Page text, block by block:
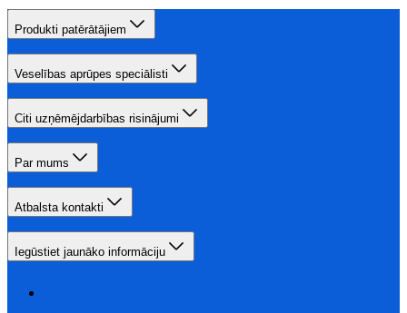
Produkti patērātājiem
Veselības aprūpes speciālisti
Citi uzņēmējdarbības risinājumi
Par mums
Atbalsta kontakti
Iegūstiet jaunāko informāciju